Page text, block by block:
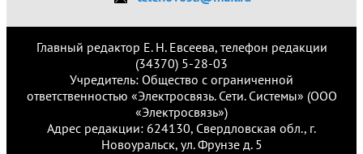
Главный редактор Е. Н. Евсеева, телефон редакции
(34370) 5-28-03
Учредитель: Общество с ограниченной
ответственностью «Электросвязь. Сети. Системы» (ООО
«Электросвязь»)
Адрес редакции: 624130, Свердловская обл., г.
Новоуральск, ул. Фрунзе д. 5